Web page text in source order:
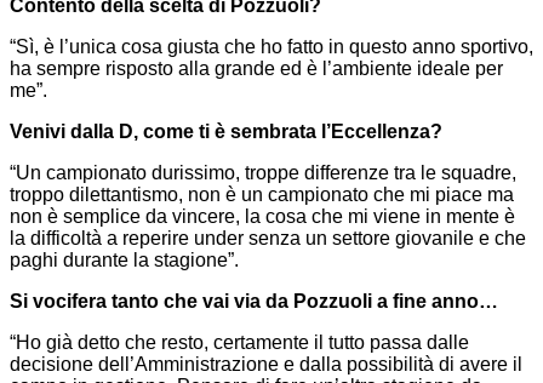
Contento della scelta di Pozzuoli?
“Sì, è l’unica cosa giusta che ho fatto in questo anno sportivo,
ha sempre risposto alla grande ed è l’ambiente ideale per
me”.
Venivi dalla D, come ti è sembrata l’Eccellenza?
“Un campionato durissimo, troppe differenze tra le squadre,
troppo dilettantismo, non è un campionato che mi piace ma
non è semplice da vincere, la cosa che mi viene in mente è
la difficoltà a reperire under senza un settore giovanile e che
paghi durante la stagione”.
Si vocifera tanto che vai via da Pozzuoli a fine anno…
“Ho già detto che resto, certamente il tutto passa dalle
decisione dell’Amministrazione e dalla possibilità di avere il